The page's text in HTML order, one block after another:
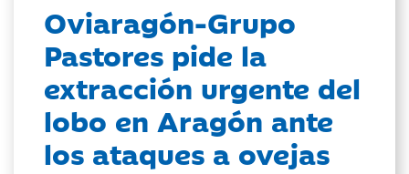
Oviaragón-Grupo
Pastores pide la
extracción urgente del
lobo en Aragón ante
los ataques a ovejas